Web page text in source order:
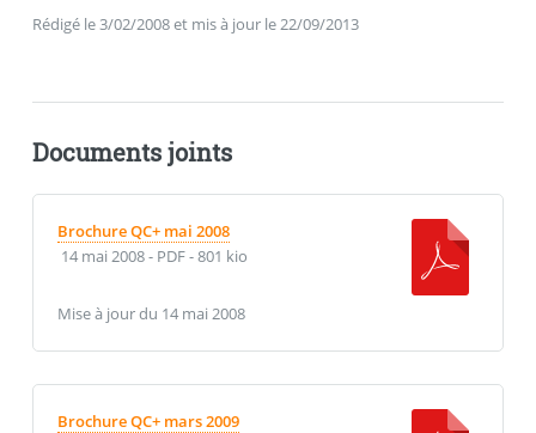
Rédigé le 3/02/2008 et mis à jour le 22/09/2013
Documents joints
Brochure QC+ mai 2008
14 mai 2008- PDF-801 kio
Mise à jour du 14 mai 2008
Brochure QC+ mars 2009